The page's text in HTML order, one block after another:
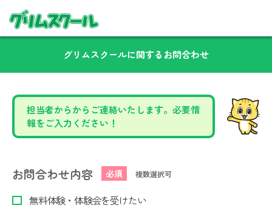
グリムスクールに関するお問合わせ
担当者からからご連絡いたします。必要情
報をご入力ください！
お問合わせ内容 必須 複数選択可
無料体験・体験会を受けたい